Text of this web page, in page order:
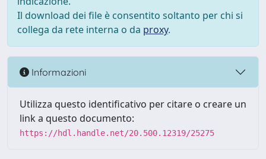
Il download dei file è consentito soltanto per chi si
collega da rete interna o da proxy.
Informazioni
Utilizza questo identificativo per citare o creare un
link a questo documento:
https://hdl.handle.net/20.500.12319/25275